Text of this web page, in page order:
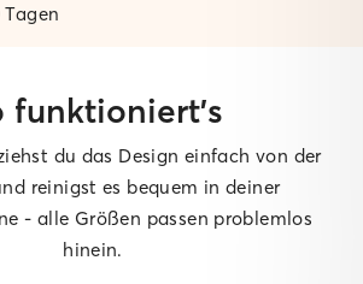
funktioniert’s
du das Design einfach von der
reinigst es bequem in deiner
- alle Größen passen problemlos
hinein.